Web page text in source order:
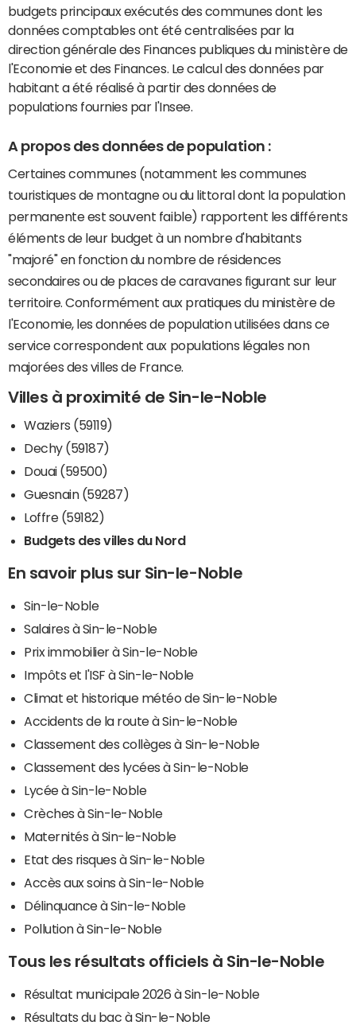
budgets principaux exécutés des communes dont les
données comptables ont été centralisées par la
direction générale des Finances publiques du ministère de
l'Economie et des Finances. Le calcul des données par
habitant a été réalisé à partir des données de
populations fournies par l'Insee.
A propos des données de population :
Certaines communes (notamment les communes
touristiques de montagne ou du littoral dont la population
permanente est souvent faible) rapportent les différents
éléments de leur budget à un nombre d'habitants
"majoré" en fonction du nombre de résidences
secondaires ou de places de caravanes figurant sur leur
territoire. Conformément aux pratiques du ministère de
l'Economie, les données de population utilisées dans ce
service correspondent aux populations légales non
majorées des villes de France.
Villes à proximité de Sin-le-Noble
Waziers (59119)
Dechy (59187)
Douai (59500)
Guesnain (59287)
Loffre (59182)
Budgets des villes du Nord
En savoir plus sur Sin-le-Noble
Sin-le-Noble
Salaires à Sin-le-Noble
Prix immobilier à Sin-le-Noble
Impôts et l'ISF à Sin-le-Noble
Climat et historique météo de Sin-le-Noble
Accidents de la route à Sin-le-Noble
Classement des collèges à Sin-le-Noble
Classement des lycées à Sin-le-Noble
Lycée à Sin-le-Noble
Crèches à Sin-le-Noble
Maternités à Sin-le-Noble
Etat des risques à Sin-le-Noble
Accès aux soins à Sin-le-Noble
Délinquance à Sin-le-Noble
Pollution à Sin-le-Noble
Tous les résultats officiels à Sin-le-Noble
Résultat municipale 2026 à Sin-le-Noble
Résultats du bac à Sin-le-Noble